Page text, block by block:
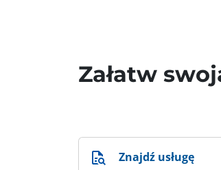
Załatw
Znajdź usługę